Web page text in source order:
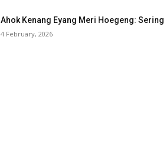
Ahok Kenang Eyang Meri Hoegeng:
4 February, 2026